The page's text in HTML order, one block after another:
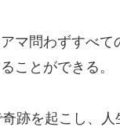
マ問わずすべ
ことができる。
跡を起こし、